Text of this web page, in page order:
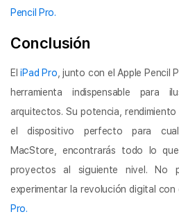
Pencil Pro.
Conclusión
EliPad Pro, junto con el Apple Pencil
herramienta indispensable para
arquitectos. Su potencia,
el dispositivo perfecto para
MacStore, encontrarás todo lo
proyectos al siguiente nivel. No
experimentar la revolución digital con
Pro.